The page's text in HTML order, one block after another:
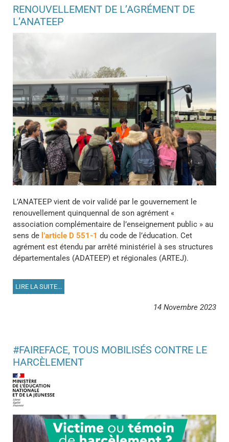
RENOUVELLEMENT DE L’AGRÉMENT DE
L’ANATEEP
L’ANATEEP vient de voir validé par le gouvernement le
renouvellement quinquennal de son agrément «
association complémentaire de l’enseignement public » au
sens de l’article D 551-1 du code de l’éducation. Cet
agrément est étendu par arrêté ministériel à ses structures
départementales (ADATEEP) et régionales (ARTEJ).
LIRE LA SUITE...
14 Novembre 2023
#FAIREFACE, TOUS MOBILISÉS CONTRE LE
HARCÈLEMENT